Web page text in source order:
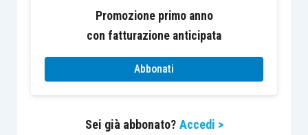
accordo di ristrutturazione dei debiti,
articolo 182- L.F.
, rappresenta
debitore ha la possibilità di giungere
creditori che rappresentino almeno il 60% dei
Promozione primo anno
con fatturazione anticipata
Abbonati
Sei già abbonato? Accedi >